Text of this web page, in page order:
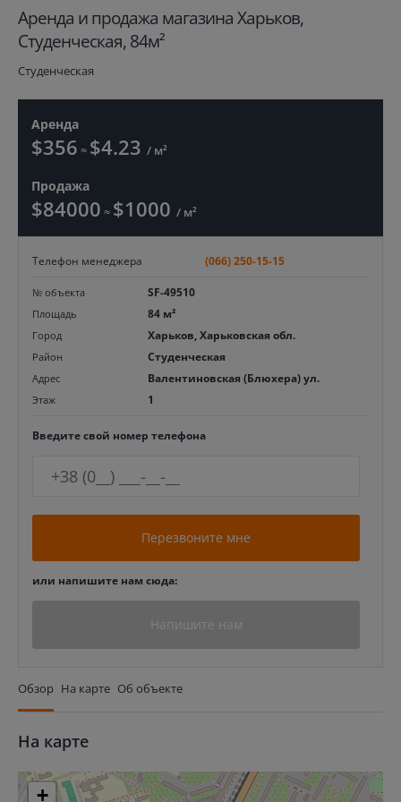
Aренда и продажа магазина Харьков,
Студенческая, 84м²
Студенческая
Аренда
$356 ≈ $4.23 / м²
Продажа
$84000 ≈ $1000 / м²
Телефон менеджера (066) 250-15-15
№ объекта SF-49510
Площадь 84 м²
Город Харьков, Харьковская обл.
Район Студенческая
Адрес Валентиновская (Блюхера) ул.
Этаж 1
Введите свой номер телефона
Перезвоните мне
или напишите нам сюда:
Напишите нам
Обзор На карте Об объекте
На карте
+